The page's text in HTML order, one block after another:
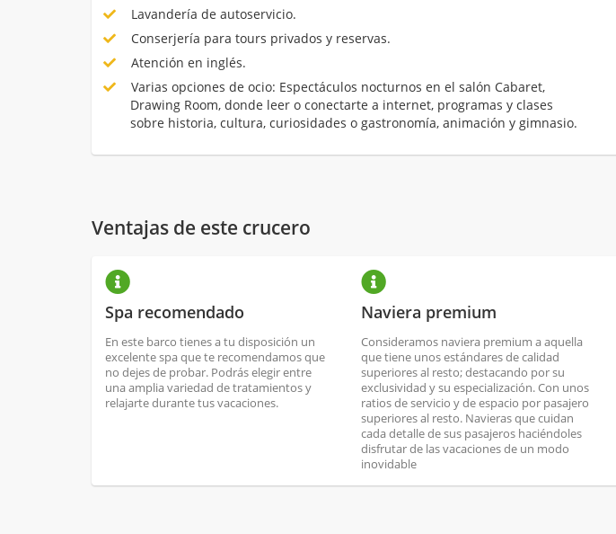
Lavandería de autoservicio.
Conserjería para tours privados y reservas.
Atención en inglés.
Varias opciones de ocio: Espectáculos nocturnos en el salón Cabaret,
Drawing Room, donde leer o conectarte a internet, programas y clases
sobre historia, cultura, curiosidades o gastronomía, animación y gimnasio.
Ventajas de este crucero
Spa recomendado
En este barco tienes a tu disposición un
excelente spa que te recomendamos que
no dejes de probar. Podrás elegir entre
una amplia variedad de tratamientos y
relajarte durante tus vacaciones.
Naviera premium
Consideramos naviera premium a aquella
que tiene unos estándares de calidad
superiores al resto; destacando por su
exclusividad y su especialización. Con unos
ratios de servicio y de espacio por pasajero
superiores al resto. Navieras que cuidan
cada detalle de sus pasajeros haciéndoles
disfrutar de las vacaciones de un modo
inovidable